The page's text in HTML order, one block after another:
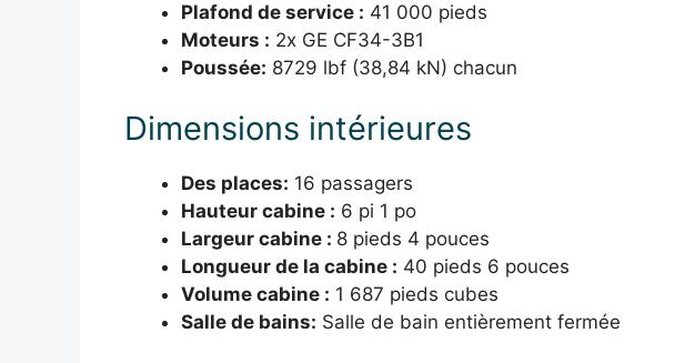
Plafond de service : 41 000 pieds
Moteurs : 2x GE CF34-3B1
Poussée: 8729 lbf (38,84 kN) chacun
Dimensions intérieures
Des places: 16 passagers
Hauteur cabine : 6 pi 1 po
Largeur cabine : 8 pieds 4 pouces
Longueur de la cabine : 40 pieds 6 pouces
Volume cabine : 1 687 pieds cubes
Salle de bains: Salle de bain entièrement fermée